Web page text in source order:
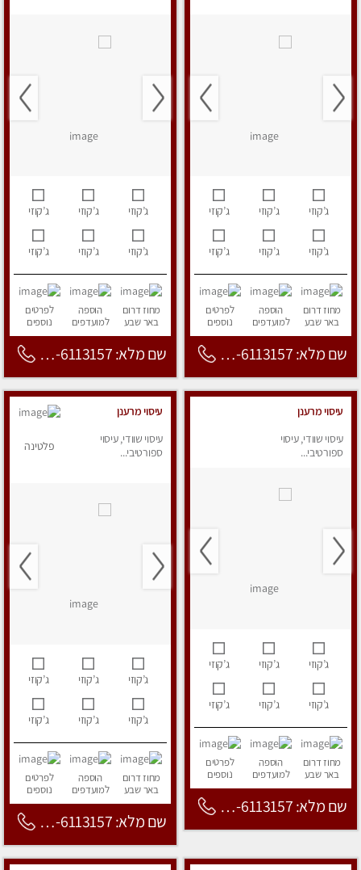
ג’קוזי ג’קוזי ג’קוזי
ג’קוזי ג’קוזי ג’קוזי
מחוז דרום
באר שבע
הוספה
למועדפים
לפרטים
נוספים
שם מלא: 053-6113157
ג’קוזי ג’קוזי ג’קוזי
ג’קוזי ג’קוזי ג’קוזי
מחוז דרום
באר שבע
הוספה
למועדפים
לפרטים
נוספים
שם מלא: 053-6113157
עיסוי מרענן
עיסוי שוודי, עיסוי
ספורטיבי...
ג’קוזי ג’קוזי ג’קוזי
ג’קוזי ג’קוזי ג’קוזי
מחוז דרום
באר שבע
הוספה
למועדפים
לפרטים
נוספים
שם מלא: 053-6113157
עיסוי מרענן
עיסוי שוודי, עיסוי
ספורטיבי...
פלטינה
ג’קוזי ג’קוזי ג’קוזי
ג’קוזי ג’קוזי ג’קוזי
מחוז דרום
באר שבע
הוספה
למועדפים
לפרטים
נוספים
שם מלא: 053-6113157